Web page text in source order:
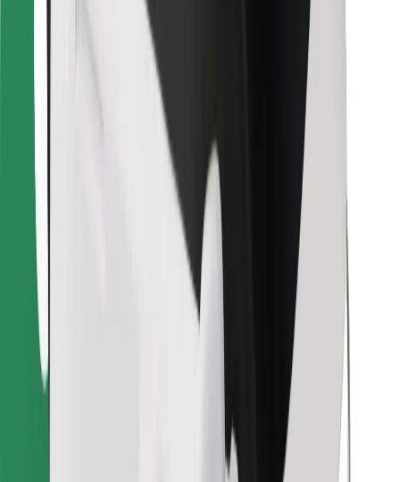
Obtenez un trajet en quelques minutes !
Télécharger l'appli Bolt
Retrouvez tous vos plats favoris !
Télécharger l'appli Bolt Food